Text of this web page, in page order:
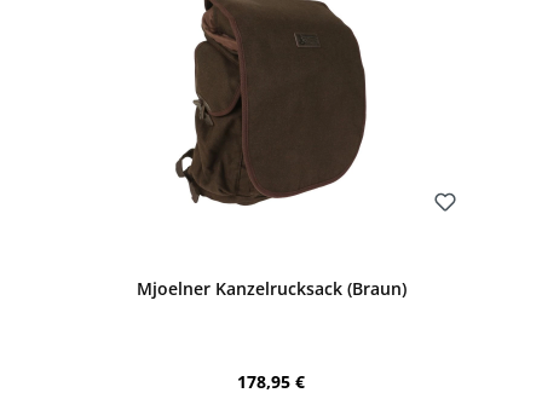
Mjoelner Kanzelrucksack (Braun)
Regulärer Preis:
178,95 €